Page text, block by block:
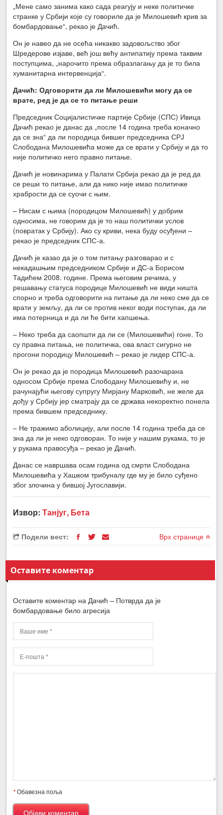
„Мене само занима како сада реагују и неке политичке
странке у Србији које су говориле да је Милошевић крив за
бомбардовање“, рекао је Дачић.
Он је навео да не осећа никакво задовољство због
Шредерове изјаве, већ још већу антипатију према таквим
поступцима, „нарочито према образлагању да је то била
хуманитарна интервенција“.
Дачић: Одговорити да ли Милошевићи могу да се
врате, ред је да се то питање реши
Председник Социјалистичке партије Србије (СПС) Ивица
Дачић рекао је данас да „после 14 година треба коначно
да се зна“ да ли породица бившег председника СРЈ
Слободана Милошевића може да се врати у Србију и да то
није политичко него правно питање.
Дачић је новинарима у Палати Србија рекао да је ред да
се реши то питање, али да нико није имао политичке
храбрости да се суочи с њим.
– Нисам с њима (породицом Милошевић) у добрим
односима, не говорим да је то наш политички услов
(повратак у Србију). Ако су криви, нека буду осуђени –
рекао је председник СПС-а.
Дачић је казао да је о том питању разговарао и с
некадашњим председником Србије и ДС-а Борисом
Тадићем 2008. године. Према његовим речима, у
решавању статуса породице Милошевић не види ништа
спорно и треба одговорити на питање да ли неко сме да се
врати у земљу, да ли се против неког води поступак, да ли
има потерница и да ли ће бити хапшења.
– Неко треба да саопшти да ли се (Милошевићи) гоне. То
су правна питања, не политичка, ова власт сигурно не
прогони породицу Милошевић – рекао је лидер СПС-а.
Он је рекао да је породица Милошевић разочарана
односом Србије према Слободану Милошевићу и, не
рачунајући његову супругу Мирјану Марковић, не желе да
дођу у Србију јер сматрају да се држава некоректно понела
према бившем председнику.
– Не тражимо аболицију, али после 14 година треба да се
зна да ли је неко одговоран. То није у нашим рукама, то је
у рукама правосуђа – рекао је Дачић.
Данас се навршава осам година од смрти Слободана
Милошевића у Хашком трибуналу где му је било суђено
због злочина у бившој Југославији.
Извор:Танјуг, Бета
Подели вест: Врх странице
Оставите коментар
Оставите коментар на Дачић – Потврда да је
бомбардовање било агресија
*Обавезна поља